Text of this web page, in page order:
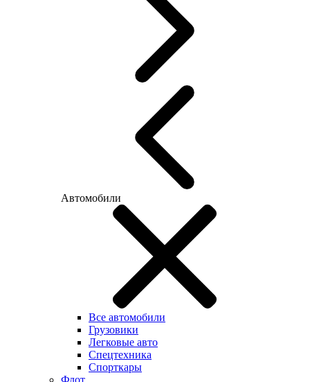
Автомобили
Все автомобили
Грузовики
Легковые авто
Спецтехника
Спорткары
Флот